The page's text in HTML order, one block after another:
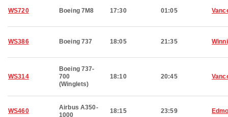
WS720 Boeing 7M8 17:30 01:05
WS386 Boeing 737 18:05 21:35
WS314
Boeing 737-
700
(Winglets)
18:10 20:45
WS460
Airbus A350-
1000
18:15 23:59